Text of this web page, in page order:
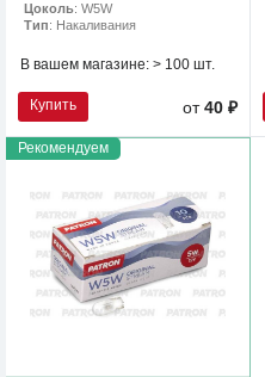
Цоколь: W5W
Тип: Накаливания
В вашем магазине: > 100 шт.
Купить от40 ₽
Рекомендуем